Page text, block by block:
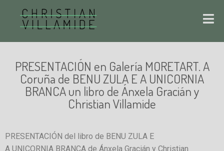
PRESENTACIÓN en Galería MORETART. A
Coruña de BENU ZULA E A UNICORNIA
BRANCA un libro de Ánxela Gracián y
Christian Villamide
PRESENTACIÓN del libro de BENU ZULA E
A UNICORNIA BRANCA de Ánxela Gracián y Christian